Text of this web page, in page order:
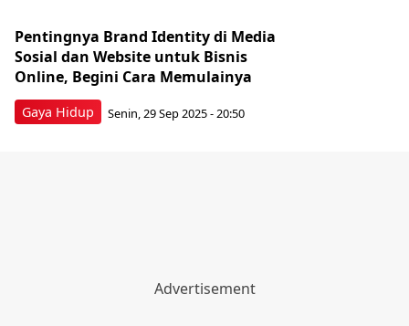
Gaya Hidup
Pentingnya Brand Identity di Media
Sosial dan Website untuk Bisnis
Online, Begini Cara Memulainya
Senin, 29 Sep 2025 - 20:50